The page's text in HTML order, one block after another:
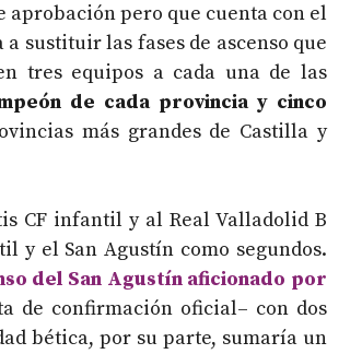
aprobación pero que cuenta con el
sustituir las fases de ascenso que
tres equipos a cada una de las
de cada provincia y cinco
más grandes de Castilla y
CF infantil y al Real Valladolid B
y el San Agustín como segundos.
del San Agustín aficionado por
de confirmación oficial– con dos
bética, por su parte, sumaría un